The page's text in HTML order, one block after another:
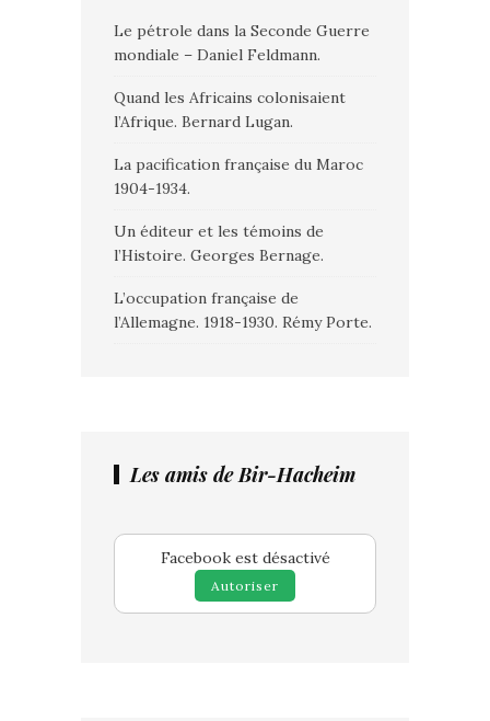
Le pétrole dans la Seconde Guerre
mondiale – Daniel Feldmann.
Quand les Africains colonisaient
l’Afrique. Bernard Lugan.
La pacification française du Maroc
1904-1934.
Un éditeur et les témoins de
l’Histoire. Georges Bernage.
L’occupation française de
l’Allemagne. 1918-1930. Rémy Porte.
Les amis de Bir-Hacheim
Facebook est désactivé
Autoriser